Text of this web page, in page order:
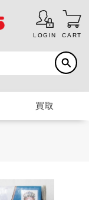
LOGIN CART
買取